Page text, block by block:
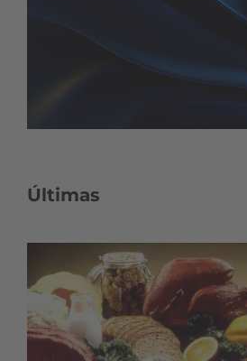
Últimas